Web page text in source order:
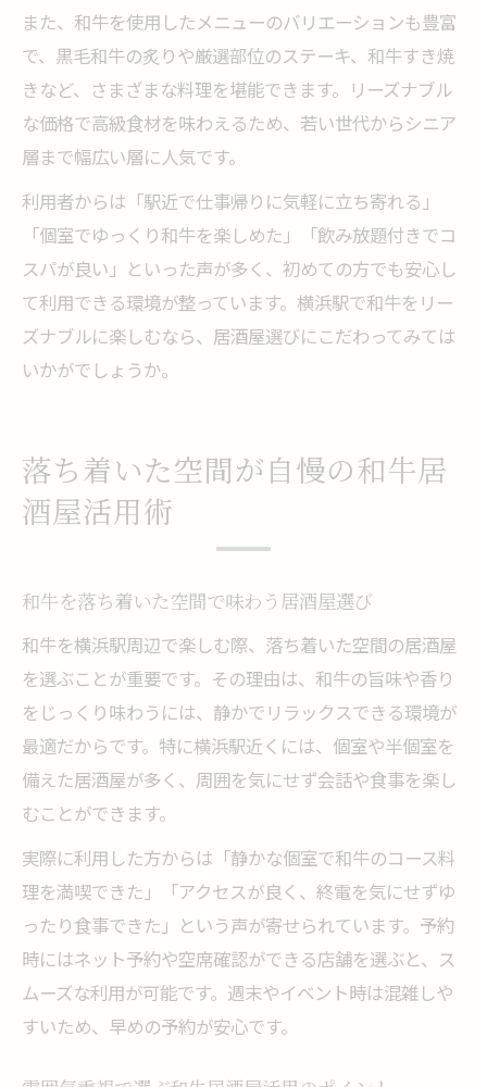
また、和牛を使用したメニューのバリエーションも豊富
で、黒毛和牛の炙りや厳選部位のステーキ、和牛すき焼
きなど、さまざまな料理を堪能できます。リーズナブル
な価格で高級食材を味わえるため、若い世代からシニア
層まで幅広い層に人気です。
利用者からは「駅近で仕事帰りに気軽に立ち寄れる」
「個室でゆっくり和牛を楽しめた」「飲み放題付きでコ
スパが良い」といった声が多く、初めての方でも安心し
て利用できる環境が整っています。横浜駅で和牛をリー
ズナブルに楽しむなら、居酒屋選びにこだわってみては
いかがでしょうか。
落ち着いた空間が自慢の和牛居
酒屋活用術
和牛を落ち着いた空間で味わう居酒屋選び
和牛を横浜駅周辺で楽しむ際、落ち着いた空間の居酒屋
を選ぶことが重要です。その理由は、和牛の旨味や香り
をじっくり味わうには、静かでリラックスできる環境が
最適だからです。特に横浜駅近くには、個室や半個室を
備えた居酒屋が多く、周囲を気にせず会話や食事を楽し
むことができます。
実際に利用した方からは「静かな個室で和牛のコース料
理を満喫できた」「アクセスが良く、終電を気にせずゆ
ったり食事できた」という声が寄せられています。予約
時にはネット予約や空席確認ができる店舗を選ぶと、ス
ムーズな利用が可能です。週末やイベント時は混雑しや
すいため、早めの予約が安心です。